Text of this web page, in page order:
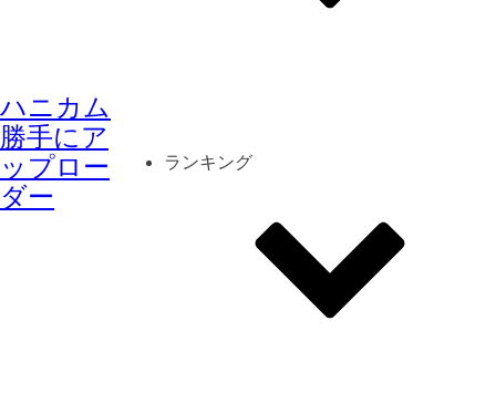
ハニカム
勝手にア
ップロー
ダー
ランキング